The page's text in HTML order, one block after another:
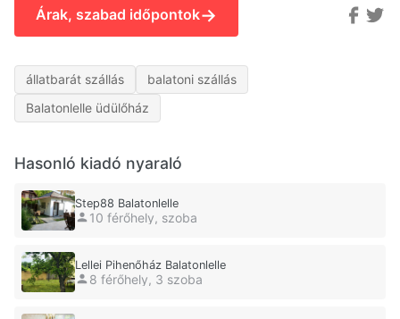
Árak, szabad időpontok→
állatbarát szállás
balatoni szállás
Balatonlelle üdülőház
Hasonló kiadó nyaraló
Step88 Balatonlelle
10 férőhely, szoba
Lellei Pihenőház Balatonlelle
8 férőhely, 3 szoba